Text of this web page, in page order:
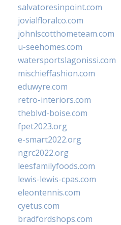
salvatoresinpoint.com
jovialfloralco.com
johnlscotthometeam.com
u-seehomes.com
watersportslagonissi.com
mischieffashion.com
eduwyre.com
retro-interiors.com
theblvd-boise.com
fpet2023.org
e-smart2022.org
ngrc2022.org
leesfamilyfoods.com
lewis-lewis-cpas.com
eleontennis.com
cyetus.com
bradfordshops.com